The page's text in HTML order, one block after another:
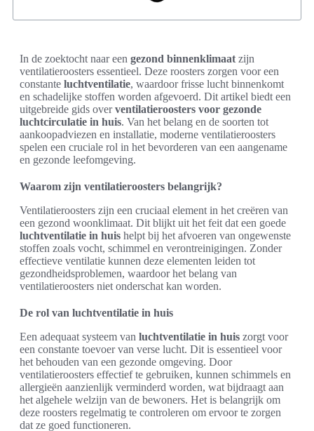
In de zoektocht naar een gezond binnenklimaat zijn
ventilatieroosters essentieel. Deze roosters zorgen voor een
constante luchtventilatie, waardoor frisse lucht binnenkomt
en schadelijke stoffen worden afgevoerd. Dit artikel biedt een
uitgebreide gids overventilatieroosters voor gezonde
luchtcirculatie in huis. Van het belang en de soorten tot
aankoopadviezen en installatie, moderne ventilatieroosters
spelen een cruciale rol in het bevorderen van een aangename
en gezonde leefomgeving.
Waarom zijn ventilatieroosters belangrijk?
Ventilatieroosters zijn een cruciaal element in het creëren van
een gezond woonklimaat. Dit blijkt uit het feit dat een goede
luchtventilatie in huis helpt bij het afvoeren van ongewenste
stoffen zoals vocht, schimmel en verontreinigingen. Zonder
effectieve ventilatie kunnen deze elementen leiden tot
gezondheidsproblemen, waardoor het belang van
ventilatieroosters niet onderschat kan worden.
De rol van luchtventilatie in huis
Een adequaat systeem van luchtventilatie in huis zorgt voor
een constante toevoer van verse lucht. Dit is essentieel voor
het behouden van een gezonde omgeving. Door
ventilatieroosters effectief te gebruiken, kunnen schimmels en
allergieën aanzienlijk verminderd worden, wat bijdraagt aan
het algehele welzijn van de bewoners. Het is belangrijk om
deze roosters regelmatig te controleren om ervoor te zorgen
dat ze goed functioneren.